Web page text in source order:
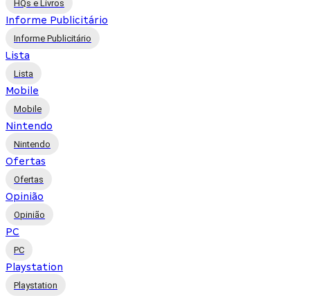
HQs e Livros
Informe Publicitário
Informe Publicitário
Lista
Lista
Mobile
Mobile
Nintendo
Nintendo
Ofertas
Ofertas
Opinião
Opinião
PC
PC
Playstation
Playstation